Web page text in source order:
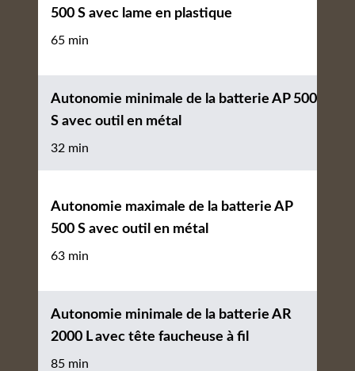
500 S avec lame en plastique
65 min
Autonomie minimale de la batterie AP 500
S avec outil en métal
32 min
Autonomie maximale de la batterie AP
500 S avec outil en métal
63 min
Autonomie minimale de la batterie AR
2000 L avec tête faucheuse à fil
85 min